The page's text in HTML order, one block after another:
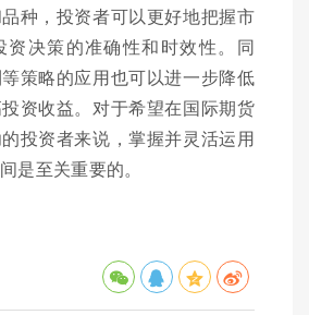
种，投资者可以更好地把握市
资决策的准确性和时效性。同
策略的应用也可以进一步降低
资收益。对于希望在国际期货
投资者来说，掌握并灵活运用
是至关重要的。